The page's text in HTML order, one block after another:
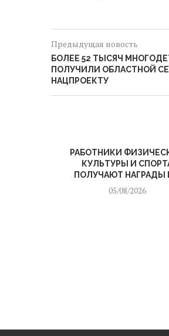
Предыдущая новость
БОЛЕЕ 52 ТЫСЯЧ
ПОЛУЧИЛИ ОБЛАСТНОЙ
НАЦПРОЕКТУ
РАБОТНИКИ
КУЛЬТУРЫ И
ПОЛУЧАЮТ НАГРАДЫ
05/08/2026